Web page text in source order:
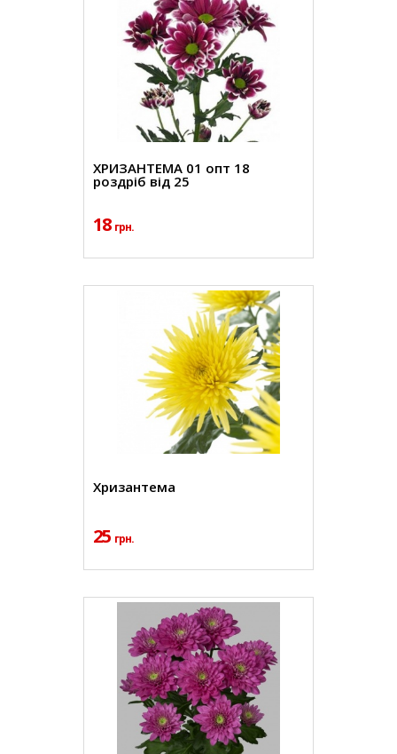
ХРИЗАНТЕМА 01 опт 18
роздріб від 25
18 грн.
Хризантема
25 грн.